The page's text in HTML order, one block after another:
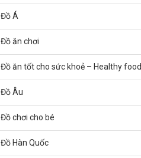
Đồ Á
Đồ ăn chơi
Đồ ăn tốt cho sức khoẻ – Healthy food
Đồ Âu
Đồ chơi cho bé
Đồ Hàn Quốc